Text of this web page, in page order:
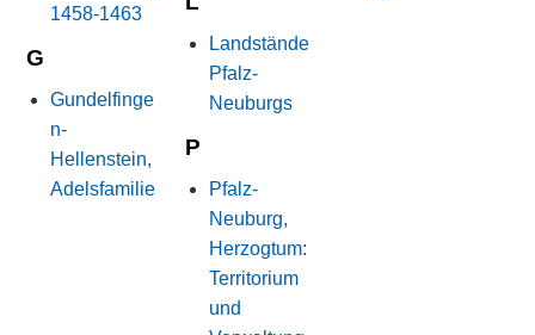
1458-1463
G
Gundelfinge
n-
Hellenstein,
Adelsfamilie
Landstände
Pfalz-
Neuburgs
P
Pfalz-
Neuburg,
Herzogtum:
Territorium
und